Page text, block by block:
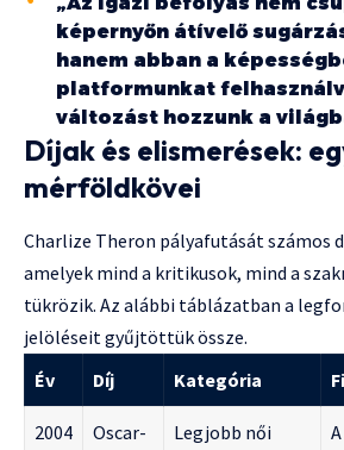
képernyőn átívelő
hanem abban a
platformunkat
változást hozzunk a
Díjak és elismerések:
mérföldkövei
Charlize Theron pályafutását számos
amelyek mind a kritikusok, mind a
tükrözik. Az alábbi táblázatban a
jelöléseit gyűjtöttük össze.
Év
Díj Kategória
2004
Oscar-
Legjobb női